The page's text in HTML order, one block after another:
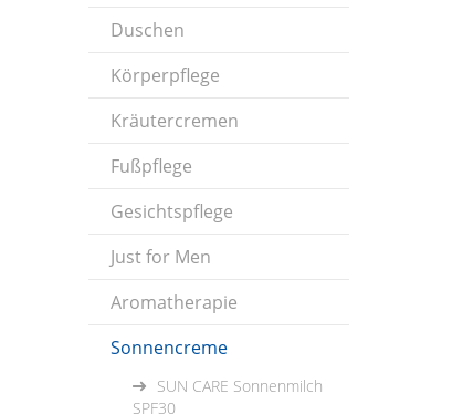
Duschen
Körperpflege
Kräutercremen
Fußpflege
Gesichtspflege
Just for Men
Aromatherapie
Sonnencreme
SUN CARE Sonnenmilch
SPF30